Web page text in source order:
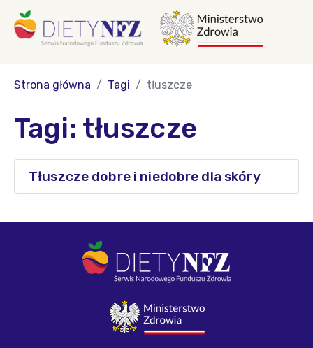
Strona główna Tagi tłuszcze
Tagi: tłuszcze
Tłuszcze dobre i niedobre dla skóry